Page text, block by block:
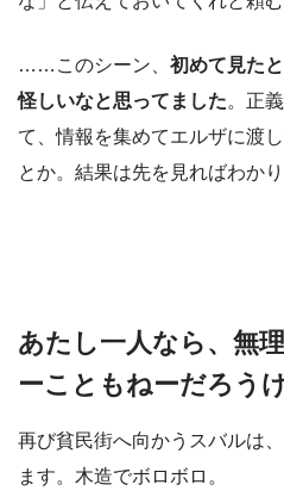
……このシーン、 初めて見た
怪しいなと思ってました。正
て、情報を集めてエルザに渡
とか。結果は先を見ればわかり
あたし一人なら、無
ーこともねーだろう
再び貧民街へ向かうスバルは
ます。木造でボロボロ。